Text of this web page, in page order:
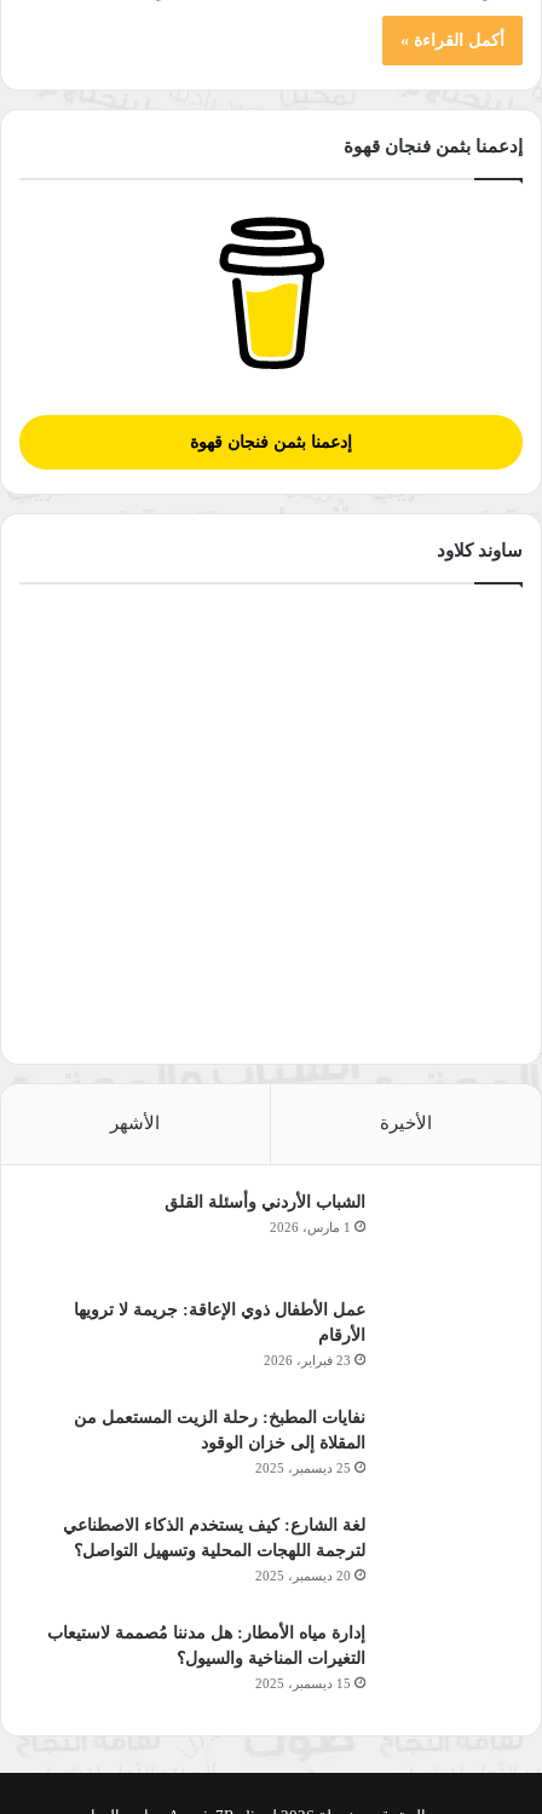
أكمل القراءة »
إدعمنا بثمن فنجان قهوة
إدعمنا بثمن فنجان قهوة
ساوند كلاود
الأخيرة الأشهر
الشباب الأردني وأسئلة القلق
1 مارس، 2026
عمل الأطفال ذوي الإعاقة: جريمة لا ترويها
الأرقام
23 فبراير، 2026
نفايات المطبخ: رحلة الزيت المستعمل من
المقلاة إلى خزان الوقود
25 ديسمبر، 2025
لغة الشارع: كيف يستخدم الذكاء الاصطناعي
لترجمة اللهجات المحلية وتسهيل التواصل؟
20 ديسمبر، 2025
إدارة مياه الأمطار: هل مدننا مُصممة لاستيعاب
التغيرات المناخية والسيول؟
15 ديسمبر، 2025